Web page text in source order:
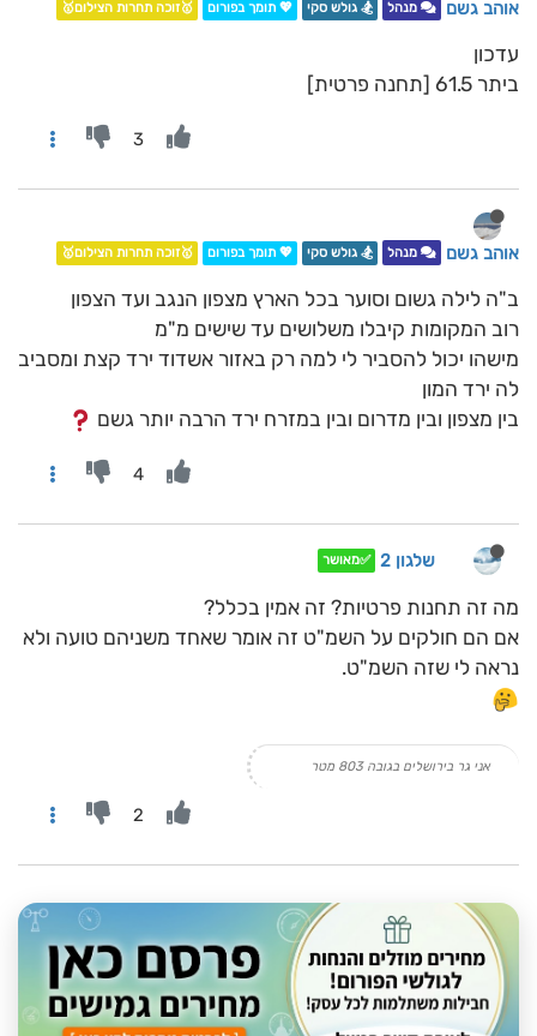
אוהב גשם מנהל 🏂 גולש סקי 💖 תומך בפורום 🥇זוכה תחרות הצילום🥇
עדכון
ביתר 61.5 [תחנה פרטית]
3
אוהב גשם מנהל 🏂 גולש סקי 💖 תומך בפורום 🥇זוכה תחרות הצילום🥇
ב"ה לילה גשום וסוער בכל הארץ מצפון הנגב ועד הצפון
רוב המקומות קיבלו משלושים עד שישים מ"מ
מישהו יכול להסביר לי למה רק באזור אשדוד ירד קצת ומסביב
לה ירד המון
בין מצפון ובין מדרום ובין במזרח ירד הרבה יותר גשם
4
שלגון 2 ✅מאושר
מה זה תחנות פרטיות? זה אמין בכלל?
אם הם חולקים על השמ"ט זה אומר שאחד משניהם טועה ולא
נראה לי שזה השמ"ט.
אני גר בירושלים בגובה 803 מטר
2